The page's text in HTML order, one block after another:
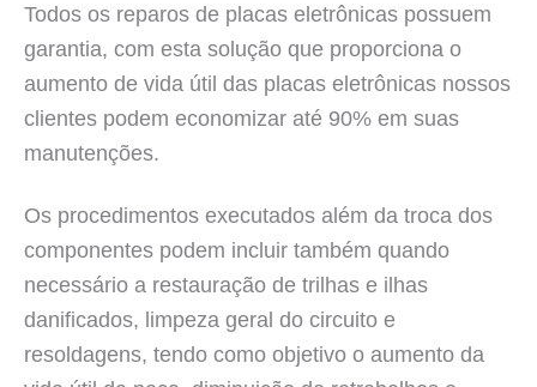
Todos os reparos de placas eletrônicas possuem
garantia, com esta solução que proporciona o
aumento de vida útil das placas eletrônicas nossos
clientes podem economizar até 90% em suas
manutenções.
Os procedimentos executados além da troca dos
componentes podem incluir também quando
necessário a restauração de trilhas e ilhas
danificados, limpeza geral do circuito e
resoldagens, tendo como objetivo o aumento da